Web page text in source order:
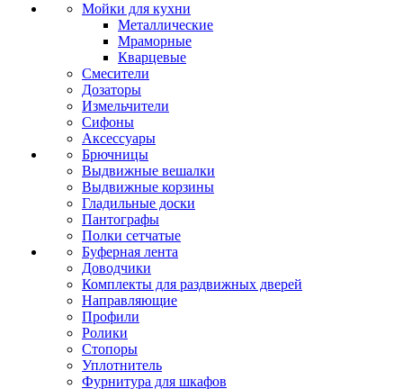
Мойки для кухни
Металлические
Мраморные
Кварцевые
Смесители
Дозаторы
Измельчители
Сифоны
Аксессуары
Брючницы
Выдвижные вешалки
Выдвижные корзины
Гладильные доски
Пантографы
Полки сетчатые
Буферная лента
Доводчики
Комплекты для раздвижных дверей
Направляющие
Профили
Ролики
Стопоры
Уплотнитель
Фурнитура для шкафов